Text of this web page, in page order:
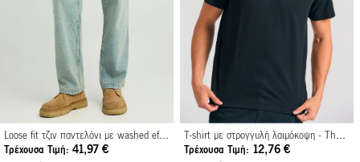
Loose fit τζιν παντελόνι με washed effects
Τρέχουσα Τιμή
41,97 €
Τρέχουσα Τιμή
12,76 €